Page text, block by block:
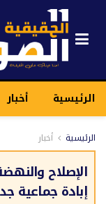
الرئيسية أخبار
الرئيسية أخبار
الإصلاح
إبادة جماعية